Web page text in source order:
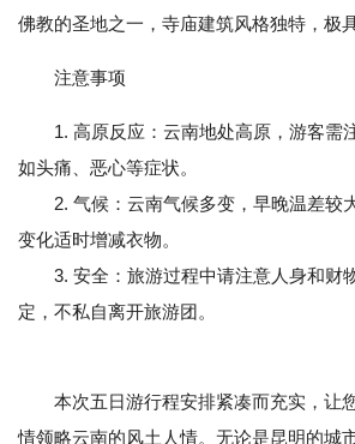
佛教的圣地之一，寺庙建筑风格独特，极
注意事项
1. 高原反应：云南地处高原，游客需
如头痛、恶心等症状。
2. 气候：云南气候多变，早晚温差较
变化适时增减衣物。
3. 安全：旅游过程中请注意人身和财
定，不私自离开旅游团。
本次五日游行程安排紧凑而充实，让
情领略云南的风土人情。无论是昆明的城